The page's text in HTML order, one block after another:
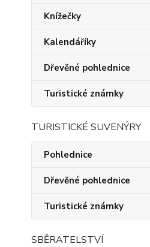
Knížečky
Kalendáříky
Dřevěné pohlednice
Turistické známky
TURISTICKÉ SUVENÝRY
Pohlednice
Dřevěné pohlednice
Turistické známky
SBĚRATELSTVÍ